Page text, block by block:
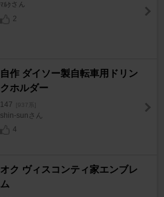
ﾏﾙｸさん
2
自作 ダイソー製自転車用ドリン
クホルダー
147 [937系]
shin-sunさん
4
オク ヴィスコンティ家エンブレ
ム